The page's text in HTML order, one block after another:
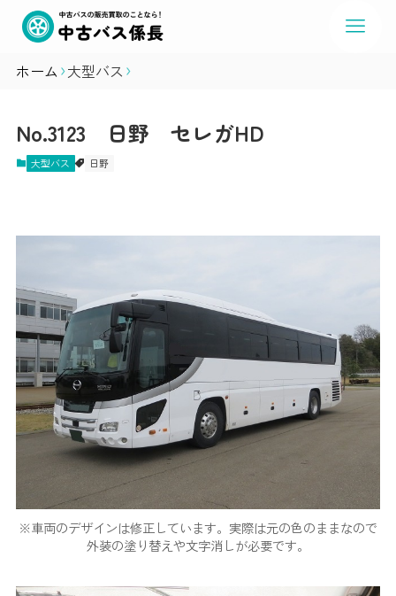
ホーム 大型バス
No.3123 日野 セレガHD
大型バス 日野
※車両のデザインは修正しています。実際は元の色のままなので
外装の塗り替えや文字消しが必要です。